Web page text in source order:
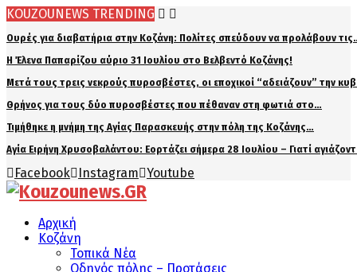
KOUZOUNEWS TRENDING
Ουρές για διαβατήρια στην Κοζάνη: Πολίτες σπεύδουν να προλάβουν
Η Έλενα Παπαρίζου αύριο 31 Ιουλίου στο Βελβεντό Κοζάνης!
Μετά τους τρεις νεκρούς πυροσβέστες, οι εποχικοί “αδειάζουν” την
Θρήνος για τους δύο πυροσβέστες που πέθαναν στη φωτιά στο…
Τιμήθηκε η μνήμη της Αγίας Παρασκευής στην πόλη της Κοζάνης…
Αγία Ειρήνη Χρυσοβαλάντου: Εορτάζει σήμερα 28 Ιουλίου – Γιατί
Facebook Instagram Youtube
Αρχική
Κοζάνη
Τοπικά Νέα
Οδηγός πόλης – Προτάσεις